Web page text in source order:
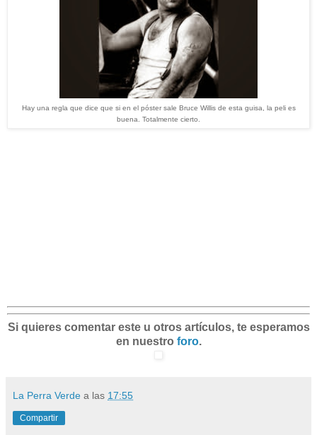
Hay una regla que dice que si en el póster sale Bruce Willis de esta guisa, la peli es
buena. Totalmente cierto.
Si quieres comentar este u otros artículos, te esperamos
en nuestro foro.
La Perra Verde a las 17:55
Compartir